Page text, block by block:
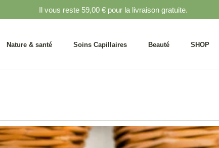
Il vous reste 59,00€ pour la livraison gratuite.
Nature & santé
Aperitifs
Soins Capillaires
Soins spécifiques
Beauté
Argiles & Ghassoul
Crèmes & Laits
SHOP
Infusions & Herbes
Huiles capillaires
Maquillage Traditionnel
Crèmes & Laits